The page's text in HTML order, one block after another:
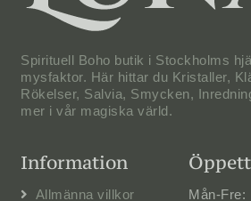
Spirituell Boho butik i Stockholms
mysfaktor. Här hittar du Kristaller,
Rökelser, Salvia, Smycken,
mer i vår magiska värld.
Information
Allmänna villkor Mån-Fre: